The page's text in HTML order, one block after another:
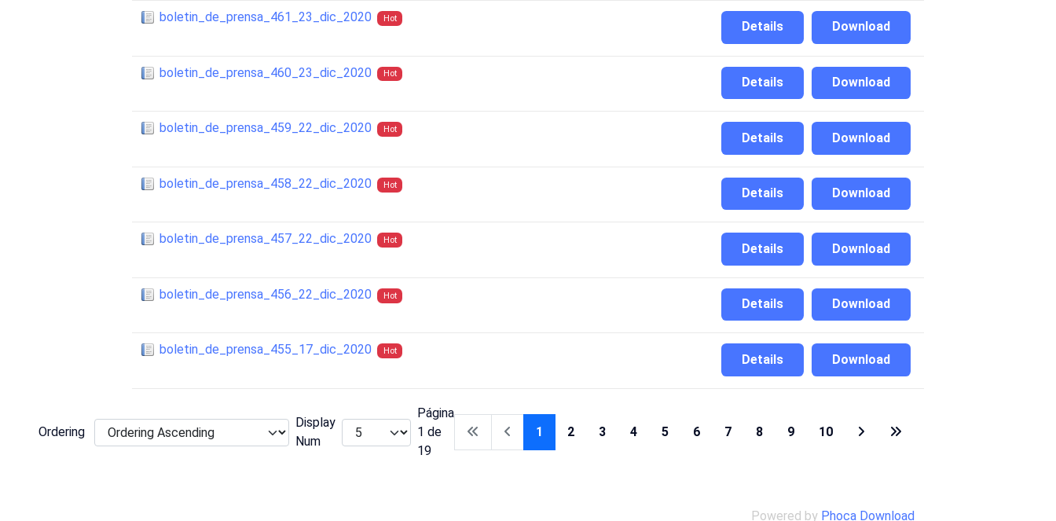
boletin_de_prensa_461_23_dic_2020 Hot
Download
Details
boletin_de_prensa_460_23_dic_2020 Hot
Download
Details
boletin_de_prensa_459_22_dic_2020 Hot
Download
Details
boletin_de_prensa_458_22_dic_2020 Hot
Download
Details
boletin_de_prensa_457_22_dic_2020 Hot
Download
Details
boletin_de_prensa_456_22_dic_2020 Hot
Download
Details
boletin_de_prensa_455_17_dic_2020 Hot
Download
Details
Ordering
Display
Num
Página
1 de
19
1 2 3 4 5 6 7 8 9 10
Powered by Phoca Download